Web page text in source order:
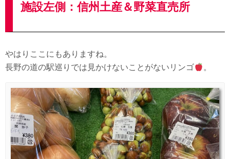
施設左側：信州土産＆野菜直売所
やはりここにもありますね。
長野の道の駅巡りでは見かけないことがないリンゴ
。